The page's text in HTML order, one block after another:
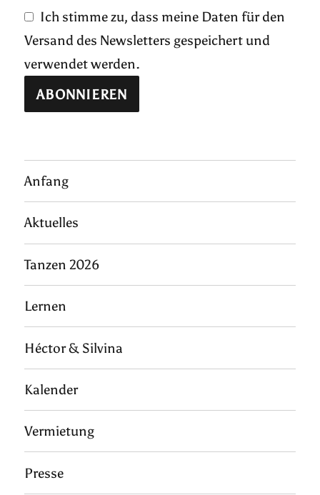
Ich stimme zu, dass meine Daten für den
Versand des Newsletters gespeichert und
verwendet werden.
Anfang
Aktuelles
Tanzen 2026
Lernen
Héctor & Silvina
Kalender
Vermietung
Presse